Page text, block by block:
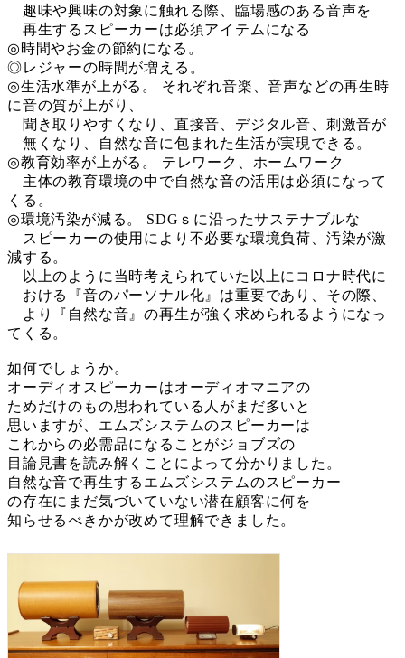
趣味や興味の対象に触れる際、臨場感のある音声を
再生するスピーカーは必須アイテムになる
◎時間やお金の節約になる。
◎レジャーの時間が増える。
◎生活水準が上がる。 それぞれ音楽、音声などの再生時
に音の質が上がり、
聞き取りやすくなり、直接音、デジタル音、刺激音が
無くなり、自然な音に包まれた生活が実現できる。
◎教育効率が上がる。 テレワーク、ホームワーク
主体の教育環境の中で自然な音の活用は必須になって
くる。
◎環境汚染が減る。 SDGｓに沿ったサステナブルな
スピーカーの使用により不必要な環境負荷、汚染が激
減する。
以上のように当時考えられていた以上にコロナ時代に
おける『音のパーソナル化』は重要であり、その際、
より『自然な音』の再生が強く求められるようになっ
てくる。
如何でしょうか。
オーディオスピーカーはオーディオマニアの
ためだけのもの思われている人がまだ多いと
思いますが、エムズシステムのスピーカーは
これからの必需品になることがジョブズの
目論見書を読み解くことによって分かりました。
自然な音で再生するエムズシステムのスピーカー
の存在にまだ気づいていない潜在顧客に何を
知らせるべきかが改めて理解できました。